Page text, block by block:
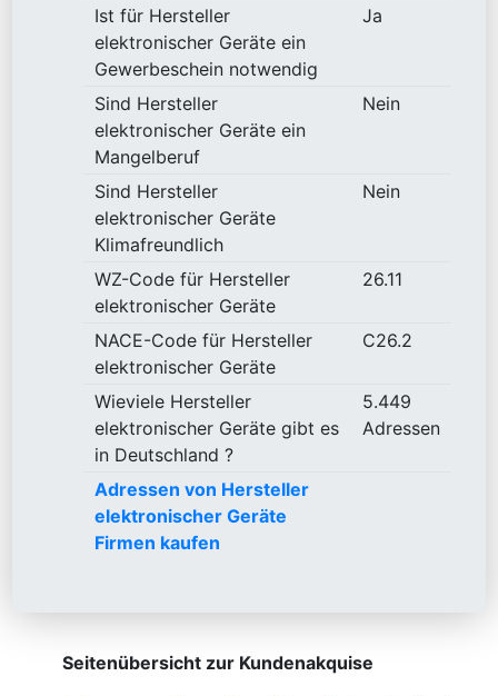
Ist für Hersteller
elektronischer Geräte ein
Gewerbeschein notwendig
Ja
Sind Hersteller
elektronischer Geräte ein
Mangelberuf
Nein
Sind Hersteller
elektronischer Geräte
Klimafreundlich
Nein
WZ-Code für Hersteller
elektronischer Geräte
26.11
NACE-Code für Hersteller
elektronischer Geräte
C26.2
Wieviele Hersteller
elektronischer Geräte gibt es
in Deutschland ?
5.449
Adressen
Adressen von Hersteller
elektronischer Geräte
Firmen kaufen
Seitenübersicht zur Kundenakquise